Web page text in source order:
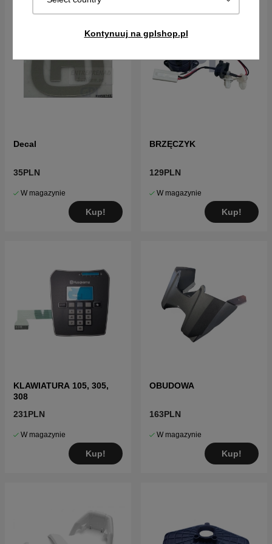
Kontynuuj na gplshop.pl
Decal
35PLN
W magazynie
Kup!
BRZĘCZYK
129PLN
W magazynie
Kup!
KLAWIATURA 105, 305,
308
231PLN
W magazynie
Kup!
OBUDOWA
163PLN
W magazynie
Kup!